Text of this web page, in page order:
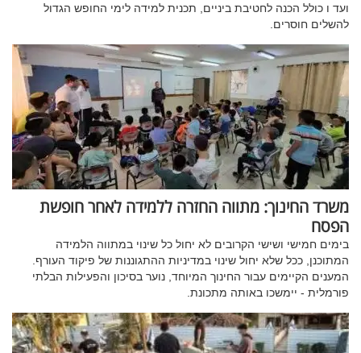
ועד ו כולל הכנה לחטיבת ביניים, תכנית למידה לימי החופש הגדול
להשלים חוסרים.
משרד החינוך: מתווה החזרה ללמידה לאחר חופשת
הפסח
בימים חמישי ושישי הקרובים לא יחול כל שינוי במתווה הלמידה
המתוכנן, ככל שלא יחול שינוי במדיניות ההתגוננות של פיקוד העורף.
המענים הקיימים עבור החינוך המיוחד, נוער בסיכון והפעילות הבלתי
פורמלית - יימשכו באותה מתכונת.